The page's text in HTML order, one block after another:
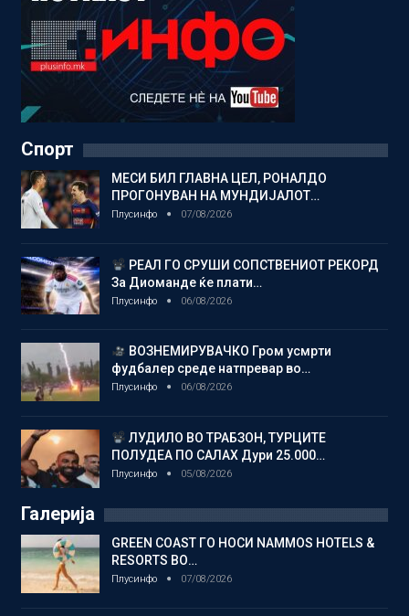
Спорт
МЕСИ БИЛ ГЛАВНА ЦЕЛ, РОНАЛДО
ПРОГОНУВАН НА МУНДИЈАЛОТ…
Плусинфо 07/08/2026
РЕАЛ ГО СРУШИ СОПСТВЕНИОТ РЕКОРД
За Диоманде ќе плати…
Плусинфо 06/08/2026
ВОЗНЕМИРУВАЧКО Гром усмрти
фудбалер среде натпревар во…
Плусинфо 06/08/2026
ЛУДИЛО ВО ТРАБЗОН, ТУРЦИТЕ
ПОЛУДЕА ПО САЛАХ Дури 25.000…
Плусинфо 05/08/2026
Галерија
GREEN COAST ГО НОСИ NAMMOS HOTELS &
RESORTS ВО…
Плусинфо 07/08/2026